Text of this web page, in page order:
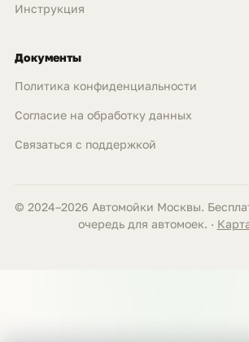
Инструкция
Документы
Политика конфиденциальности
Согласие на обработку данных
Связаться с поддержкой
© 2024–2026 Автомойки Москвы.
очередь для автомоек. ·